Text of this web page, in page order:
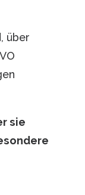
über
sie